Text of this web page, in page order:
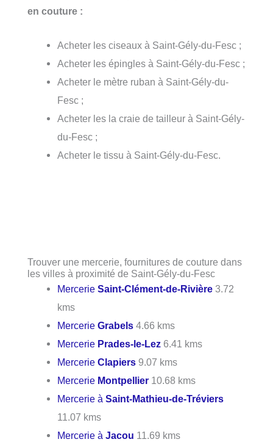
en couture :
Acheter les ciseaux à Saint-Gély-du-Fesc ;
Acheter les épingles à Saint-Gély-du-Fesc ;
Acheter le mètre ruban à Saint-Gély-du-
Fesc ;
Acheter les la craie de tailleur à Saint-Gély-
du-Fesc ;
Acheter le tissu à Saint-Gély-du-Fesc.
Trouver une mercerie, fournitures de couture dans
les villes à proximité de Saint-Gély-du-Fesc
MercerieSaint-Clément-de-Rivière 3.72
kms
MercerieGrabels 4.66 kms
Mercerie Prades-le-Lez 6.41 kms
MercerieClapiers 9.07 kms
Mercerie Montpellier 10.68 kms
Mercerie àSaint-Mathieu-de-Tréviers
11.07 kms
Mercerie àJacou 11.69 kms